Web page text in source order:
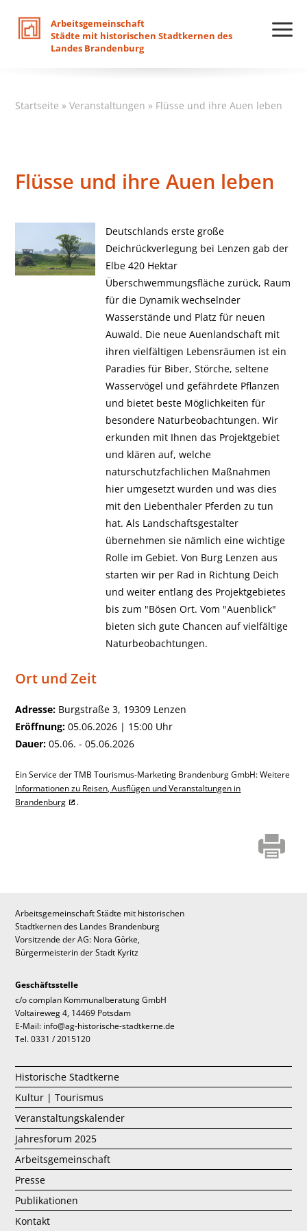
Arbeitsgemeinschaft
Städte mit historischen Stadtkernen des
Landes Brandenburg
Startseite »Veranstaltungen » Flüsse und ihre Auen leben
Flüsse und ihre Auen leben
Deutschlands erste große
Deichrückverlegung bei Lenzen gab der
Elbe 420 Hektar
Überschwemmungsfläche zurück, Raum
für die Dynamik wechselnder
Wasserstände und Platz für neuen
Auwald. Die neue Auenlandschaft mit
ihren vielfältigen Lebensräumen ist ein
Paradies für Biber, Störche, seltene
Wasservögel und gefährdete Pflanzen
und bietet beste Möglichkeiten für
besondere Naturbeobachtungen. Wir
erkunden mit Ihnen das Projektgebiet
und klären auf, welche
naturschutzfachlichen Maßnahmen
hier umgesetzt wurden und was dies
mit den Liebenthaler Pferden zu tun
hat. Als Landschaftsgestalter
übernehmen sie nämlich eine wichtige
Rolle im Gebiet. Von Burg Lenzen aus
starten wir per Rad in Richtung Deich
und weiter entlang des Projektgebietes
bis zum "Bösen Ort. Vom "Auenblick"
bieten sich gute Chancen auf vielfältige
Naturbeobachtungen.
Ort und Zeit
Adresse: Burgstraße 3, 19309 Lenzen
Eröffnung: 05.06.2026 | 15:00 Uhr
Dauer: 05.06. - 05.06.2026
Ein Service der TMB Tourismus-Marketing Brandenburg GmbH: Weitere
Informationen zu Reisen, Ausflügen und Veranstaltungen in
Brandenburg
.
Arbeitsgemeinschaft Städte mit historischen
Stadtkernen des Landes Brandenburg
Vorsitzende der AG: Nora Görke,
Bürgermeisterin der Stadt Kyritz
Geschäftsstelle
c/o complan Kommunalberatung GmbH
Voltaireweg 4, 14469 Potsdam
E-Mail: info@ag-historische-stadtkerne.de
Tel. 0331 / 2015120
Historische Stadtkerne
Kultur | Tourismus
Veranstaltungskalender
Jahresforum 2025
Arbeitsgemeinschaft
Presse
Publikationen
Kontakt